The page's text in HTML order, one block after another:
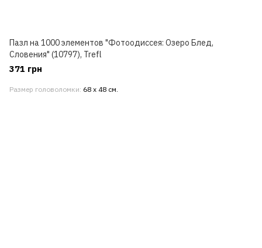
Пазл на 1000 элементов "Фотоодиссея: Озеро Блед,
Словения" (10797), Trefl
371 грн
Размер головоломки 68 х 48 см.